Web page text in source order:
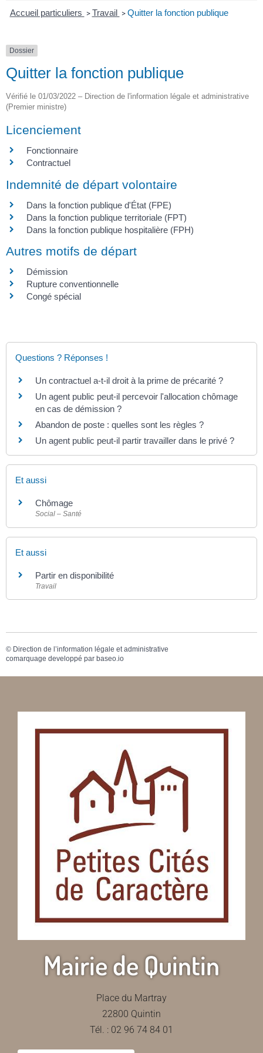
Accueil particuliers > Travail > Quitter la fonction publique
Dossier
Quitter la fonction publique
Vérifié le 01/03/2022 – Direction de l'information légale et administrative
(Premier ministre)
Licenciement
Fonctionnaire
Contractuel
Indemnité de départ volontaire
Dans la fonction publique d'État (FPE)
Dans la fonction publique territoriale (FPT)
Dans la fonction publique hospitalière (FPH)
Autres motifs de départ
Démission
Rupture conventionnelle
Congé spécial
Questions ? Réponses !
Un contractuel a-t-il droit à la prime de précarité ?
Un agent public peut-il percevoir l'allocation chômage
en cas de démission ?
Abandon de poste : quelles sont les règles ?
Un agent public peut-il partir travailler dans le privé ?
Et aussi
Chômage
Social – Santé
Et aussi
Partir en disponibilité
Travail
© Direction de l’information légale et administrative
comarquage developpé par baseo.io
Mairie de Quintin
Place du Martray
22800 Quintin
Tél. : 02 96 74 84 01